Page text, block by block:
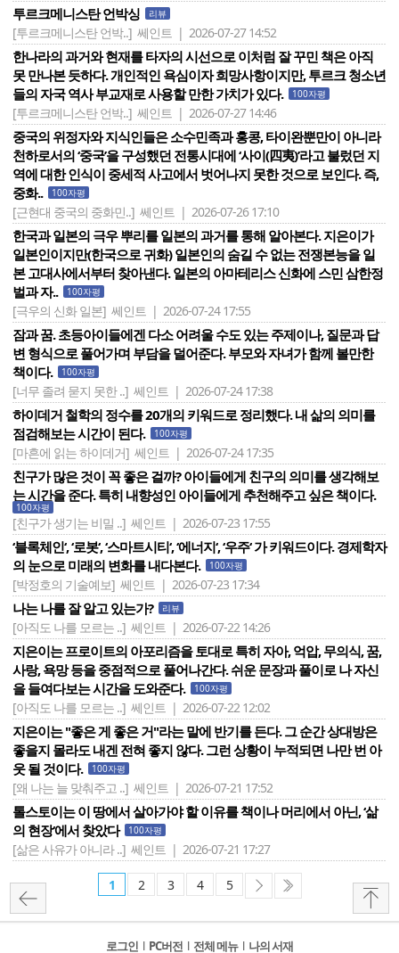
투르크메니스탄 언박싱 리뷰
[투르크메니스탄 언박..] 쎄인트 | 2026-07-27 14:52
한나라의 과거와 현재를 타자의 시선으로 이처럼 잘 꾸민 책은 아직
못 만나본 듯하다. 개인적인 욕심이자 희망사항이지만, 투르크 청소년
들의 자국 역사 부교재로 사용할 만한 가치가 있다.
100자평
[투르크메니스탄 언박..] 쎄인트 | 2026-07-27 14:46
중국의 위정자와 지식인들은 소수민족과 홍콩, 타이완뿐만이 아니라
천하로서의 ‘중국’을 구성했던 전통시대에 ‘사이(四夷)’라고 불렀던 지
역에 대한 인식이 중세적 사고에서 벗어나지 못한 것으로 보인다. 즉,
중화..
100자평
[근현대 중국의 중화민..] 쎄인트 | 2026-07-26 17:10
한국과 일본의 극우 뿌리를 일본의 과거를 통해 알아본다. 지은이가
일본인이지만(한국으로 귀화) 일본인의 숨길 수 없는 전쟁본능을 일
본 고대사에서부터 찾아낸다. 일본의 아마테리스 신화에 스민 삼한정
벌과 자..
100자평
[극우의 신화 일본] 쎄인트 | 2026-07-24 17:55
잠과 꿈. 초등아이들에겐 다소 어려울 수도 있는 주제이나, 질문과 답
변 형식으로 풀어가며 부담을 덜어준다. 부모와 자녀가 함께 볼만한
책이다.
100자평
[너무 졸려 묻지 못한 ..] 쎄인트 | 2026-07-24 17:38
하이데거 철학의 정수를 20개의 키워드로 정리했다. 내 삶의 의미를
점검해보는 시간이 된다.
100자평
[마흔에 읽는 하이데거] 쎄인트 | 2026-07-24 17:35
친구가 많은 것이 꼭 좋은 걸까? 아이들에게 친구의 의미를 생각해보
는 시간을 준다. 특히 내향성인 아이들에게 추천해주고 싶은 책이다.
100자평
[친구가 생기는 비밀 ..] 쎄인트 | 2026-07-23 17:55
‘블록체인‘, ‘로봇‘, ‘스마트시티‘, ‘에너지‘, ‘우주‘ 가 키워드이다. 경제학자
의 눈으로 미래의 변화를 내다본다.
100자평
[박정호의 기술예보] 쎄인트 | 2026-07-23 17:34
나는 나를 잘 알고 있는가? 리뷰
[아직도 나를 모르는 ..] 쎄인트 | 2026-07-22 14:26
지은이는 프로이트의 아포리즘을 토대로 특히 자아, 억압, 무의식, 꿈,
사랑, 욕망 등을 중점적으로 풀어나간다. 쉬운 문장과 풀이로 나 자신
을 들여다보는 시간을 도와준다.
100자평
[아직도 나를 모르는 ..] 쎄인트 | 2026-07-22 12:02
지은이는 "좋은 게 좋은 거"라는 말에 반기를 든다. 그 순간 상대방은
좋을지 몰라도 내겐 전혀 좋지 않다. 그런 상황이 누적되면 나만 번 아
웃 될 것이다.
100자평
[왜 나는 늘 맞춰주고 ..] 쎄인트 | 2026-07-21 17:52
톨스토이는 이 땅에서 살아가야 할 이유를 책이나 머리에서 아닌, ‘삶
의 현장‘에서 찾았다
100자평
[삶은 사유가 아니라 ..] 쎄인트 | 2026-07-21 17:27
1 2 3 4 5
로그인 l PC버전 l 전체 메뉴 l 나의 서재